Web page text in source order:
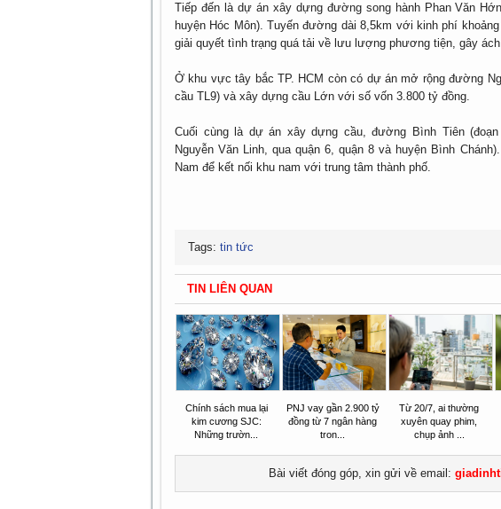
Tiếp đến là dự án xây dựng đường song hành Phan Văn
huyện Hóc Môn). Tuyến đường dài 8,5km với kinh phí
giải quyết tình trạng quá tải về lưu lượng phương tiện, gây
Ở khu vực tây bắc TP. HCM còn có dự án mở rộng đường
cầu TL9) và xây dựng cầu Lớn với số vốn 3.800 tỷ đồng.
Cuối cùng là dự án xây dựng cầu, đường Bình Tiên
Nguyễn Văn Linh, qua quận 6, quận 8 và huyện Bình
Nam để kết nối khu nam với trung tâm thành phố.
Tags: tin tức
TIN LIÊN QUAN
Chính sách mua lại
kim cương SJC:
Những trườn...
PNJ vay gần 2.900 tỷ
đồng từ 7 ngân hàng
tron...
Từ 20/7, ai thường
xuyên quay phim,
chụp ảnh ...
Bài viết đóng góp, xin gửi về email: